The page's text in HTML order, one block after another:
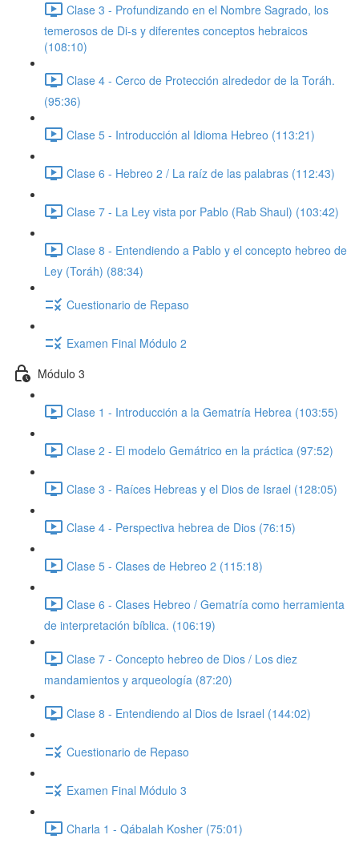
Clase 3 - Profundizando en el Nombre Sagrado, los
temerosos de Di-s y diferentes conceptos hebraicos
(108:10)
Clase 4 - Cerco de Protección alrededor de la Toráh.
(95:36)
Clase 5 - Introducción al Idioma Hebreo (113:21)
Clase 6 - Hebreo 2 / La raíz de las palabras (112:43)
Clase 7 - La Ley vista por Pablo (Rab Shaul) (103:42)
Clase 8 - Entendiendo a Pablo y el concepto hebreo de
Ley (Toráh) (88:34)
Cuestionario de Repaso
Examen Final Módulo 2
Módulo 3
Clase 1 - Introducción a la Gematría Hebrea (103:55)
Clase 2 - El modelo Gemátrico en la práctica (97:52)
Clase 3 - Raíces Hebreas y el Dios de Israel (128:05)
Clase 4 - Perspectiva hebrea de Dios (76:15)
Clase 5 - Clases de Hebreo 2 (115:18)
Clase 6 - Clases Hebreo / Gematría como herramienta
de interpretación bíblica. (106:19)
Clase 7 - Concepto hebreo de Dios / Los diez
mandamientos y arqueología (87:20)
Clase 8 - Entendiendo al Dios de Israel (144:02)
Cuestionario de Repaso
Examen Final Módulo 3
Charla 1 - Qábalah Kosher (75:01)